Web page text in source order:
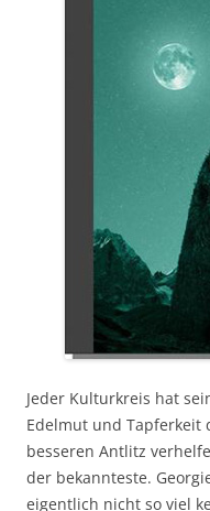
Jeder Kulturkreis hat
Edelmut und Tapferkeit
besseren Antlitz
der bekannteste.
eigentlich nicht so viel